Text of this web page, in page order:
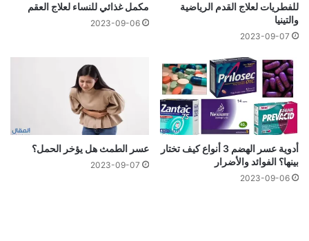
للفطريات لعلاج القدم الرياضية
والتينيا
2023-09-07
مكمل غذائي للنساء لعلاج العقم
2023-09-06
أدوية عسر الهضم 3 أنواع كيف تختار
بينها؟ الفوائد والأضرار
2023-09-06
عسر الطمث هل يؤخر الحمل؟
2023-09-07